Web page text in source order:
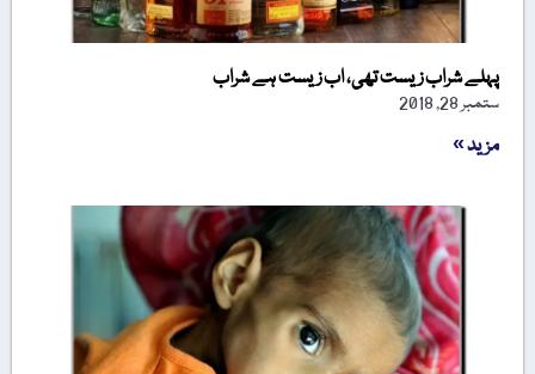
پہلے شراب زیست تھی، اب زیست ہے شراب
ستمبر 28, 2018
مزید »